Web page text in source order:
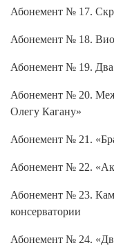
Абонемент № 17.
Абонемент № 18.
Абонемент № 19. Два
Абонемент № 20.
Олегу Кагану»
Абонемент № 21.
Абонемент № 22.
Абонемент № 23.
консерватории
Абонемент № 24.